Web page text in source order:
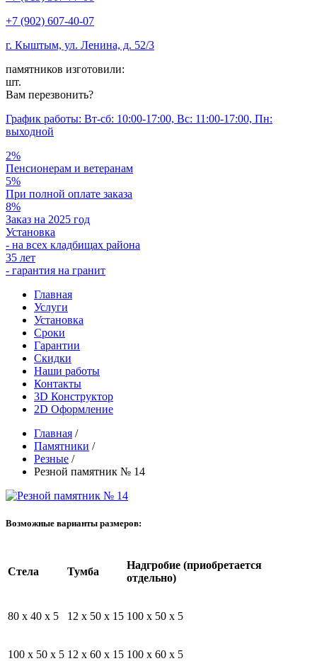
+7 (902) 607-40-07
г. Кыштым, ул. Ленина, д. 52/3
памятников изготовили:
шт.
Вам перезвонить?
График работы: Вт-сб: 10:00-17:00, Вс: 11:00-17:00, Пн:
выходной
2%
Пенсионерам и ветеранам
5%
При полной оплате заказа
8%
Заказ на 2025 год
Установка
- на всех кладбищах района
35 лет
- гарантия на гранит
Главная
Услуги
Установка
Сроки
Гарантии
Скидки
Наши работы
Контакты
3D Конструктор
2D Оформление
Главная /
Памятники /
Резные /
Резной памятник № 14
Возможные варианты размеров:
Стела Тумба
Надгробие (приобретается
отдельно)
80 x 40 x 5 12 x 50 x 15 100 x 50 x 5
100 x 50 x 5 12 x 60 x 15 100 x 60 x 5